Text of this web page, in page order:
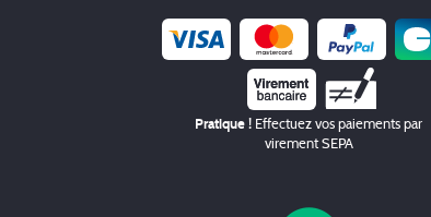
Chèque
Pratique ! Effectuez vos paiements par
virement SEPA